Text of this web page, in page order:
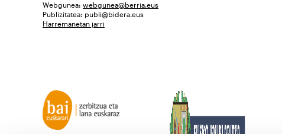
Webgunea: webgunea@berria.eus
Publizitatea: publi@bidera.eus
Harremanetan jarri